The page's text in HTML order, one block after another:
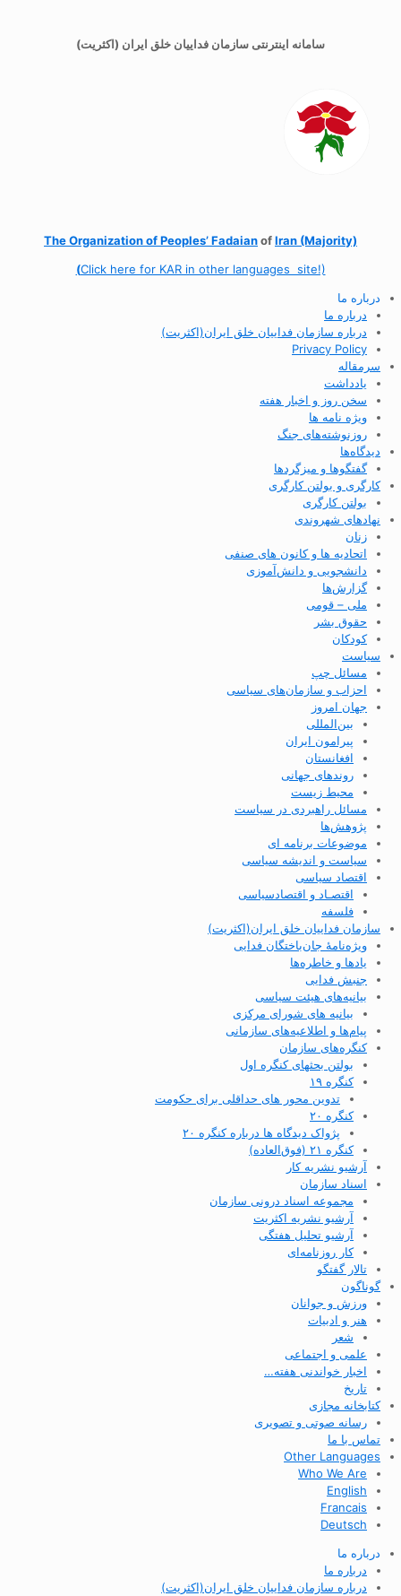
سامانه اینترنتی سازمان فداییان خلق ایران (اکثریت)
The Organization ofPeoples’ FadaianofIran (Majority)
(Click here for KAR in other languages site!)
درباره ما
درباره ما
درباره سازمان فداییان خلق ایران(اکثریت)
Privacy Policy
سرمقاله
یادداشت
سخن روز و اخبار هفته
ویژه نامه ها
روزنوشته‌های جنگ
دیدگاه‌ها
گفتگوها و میزگردها
کارگری و بولتن کارگری
بولتن کارگری
نهادهای شهروندی
زنان
اتحادیه ها و کانون های صنفی
دانشجویی و دانش‌آموزی
گزارش‌ها
ملی – قومی
حقوق بشر
کودکان
سیاست
مسائل چپ
احزاب و سازمان‌های سیاسی
جهان امروز
بین‌المللی
پیرامون ایران
افغانستان
روندهای جهانی
محیط زیست
مسائل راهبردی در سیاست
پژوهش‌ها
موضوعات برنامه ای
سیاست و اندیشه سیاسی
اقتصاد سیاسی
اقتصـاد و اقتصاد‌سیاسی
فلسفه
سازمان فداییان خلق ایران(اکثریت)
ویژه‌نامهٔ جان‌باختگان فدایی
یادها و خاطره‌ها
جنبش فدایی
بیانیه‌های هیئت سیاسی
بیانیه های شورای مرکزی
پیام‌ها و اطلاعیه‌های سازمانی
کنگره‌های سازمان
بولتن بحثهای کنگره اول
کنگره ۱۹
تدوین محور های حداقلی برای حکومت
کنگره ۲۰
پژواک دیدگاه ها درباره کنگره ۲۰
کنگره ۲۱ (فوق‌العاده)
آرشیو نشریه کار
اسناد سازمان
مجموعه اسناد درونی سازمان
آرشیو نشریه اکثریت
آرشیو تحلیل هفتگی
کار روزنامه‌ای
تالار گفتگو
گوناگون
ورزش و جوانان
هنر و ادبیات
شعر
علمی و اجتماعی
اخبار خواندنی هفته…
تاریخ
کتابخانه مجازی
رسانه صوتی و تصویری
تماس با ما
Other Languages
Who We Are
English
Francais
Deutsch
درباره ما
درباره ما
درباره سازمان فداییان خلق ایران(اکثریت)